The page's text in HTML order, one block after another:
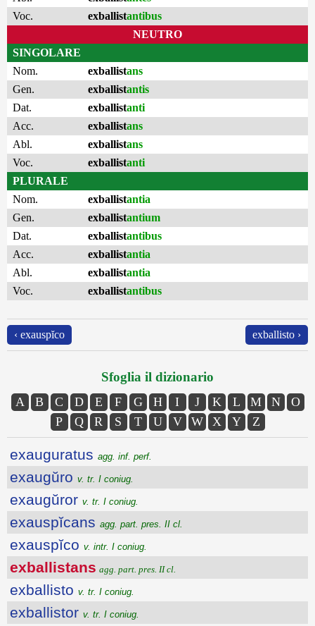
Voc.
exballistantibus
NEUTRO
SINGOLARE
Nom.
exballistans
Gen.
exballistantis
Dat.
exballistanti
Acc.
exballistans
Abl.
exballistans
Voc.
exballistanti
PLURALE
Nom.
exballistantia
Gen.
exballistantium
Dat.
exballistantibus
Acc.
exballistantia
Abl.
exballistantia
Voc.
exballistantibus
‹ exauspĭco exballisto ›
Sfoglia il dizionario
A B C D E F G H I J K L M N
O
P
Q R S T U V W X Y Z
exauguratus agg. inf. perf.
exaugŭro v. tr. I coniug.
exaugŭror v. tr. I coniug.
exauspĭcans agg. part. pres. II cl.
exauspĭco v. intr. I coniug.
exballistans agg. part. pres. II cl.
exballisto v. tr. I coniug.
exballistor v. tr. I coniug.